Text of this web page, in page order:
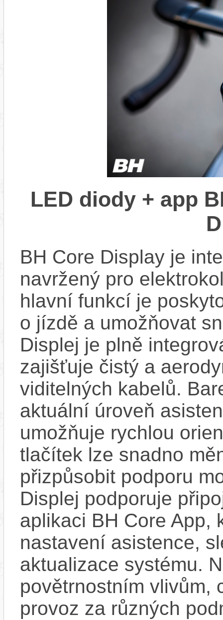
LED diody + app
BH Core Display je
navržený pro
hlavní funkcí je
o jízdě a umožňovat
Displej je plně
zajišťuje čistý a
viditelných kabelů.
aktuální úroveň
umožňuje rychlou
tlačítek lze snadno
přizpůsobit podporu
Displej podporuje
aplikaci BH Core App,
nastavení asistence,
aktualizace systému.
povětrnostním vlivům,
provoz za různých